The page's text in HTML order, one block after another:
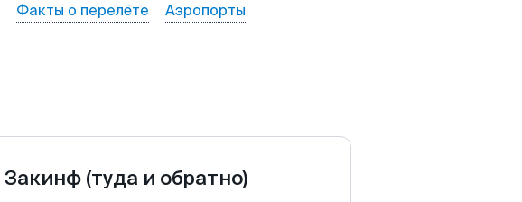
Факты о перелёте Аэропорты
Закинф (туда и обратно)